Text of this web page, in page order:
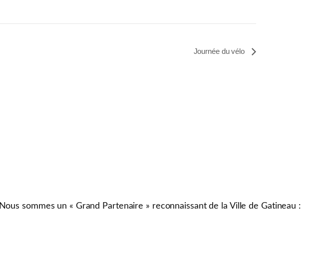
Journée du vélo
Nous sommes un « Grand Partenaire » reconnaissant de la Ville de Gatineau :